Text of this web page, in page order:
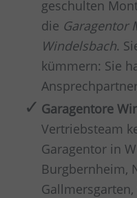
geschulten
die Garagentor
Windelsbach.
kümmern: Sie
Garagentore
Vertriebsteam
Garagentor in
Burgbernheim,